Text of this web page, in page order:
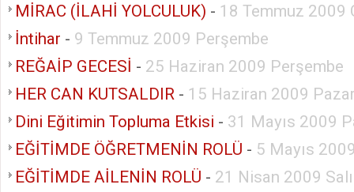
MİRAC (İLAHİ YOLCULUK) - 18 Temmuz 2009
İntihar - 9 Temmuz 2009 Perşembe
REĞAİP GECESİ - 25 Haziran 2009 Perşembe
HER CAN KUTSALDIR - 15 Haziran 2009
Dini Eğitimin Topluma Etkisi - 31 Mayıs 2009
EĞİTİMDE ÖĞRETMENİN ROLÜ - 5 Mayıs
EĞİTİMDE AİLENİN ROLÜ - 21 Nisan 2009 Salı